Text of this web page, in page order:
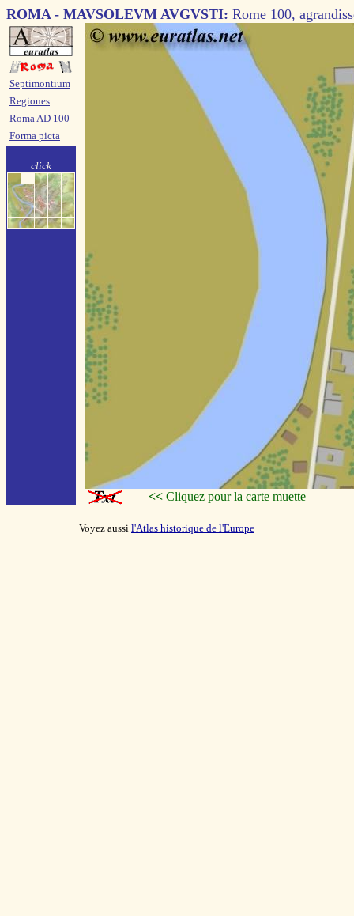
ROMA - MAVSOLEVM AVGVSTI: Rome 100,
Septimontium
Regiones
Roma AD 100
Forma picta
click
<< Cliquez pour la carte muette
Voyez aussi l'Atlas historique de l'Europe